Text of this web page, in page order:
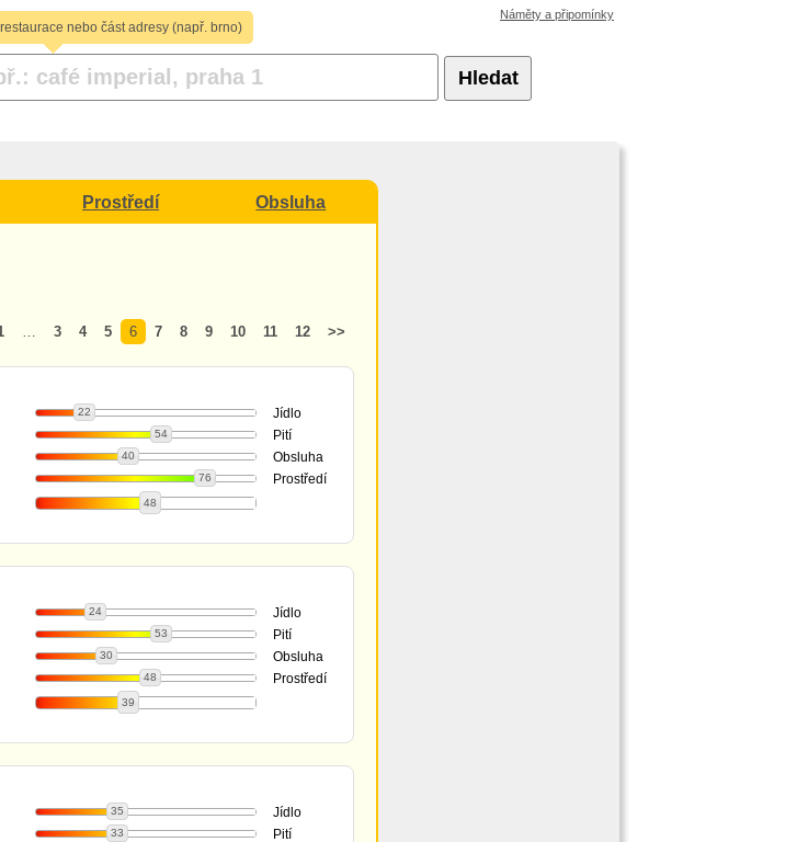
nebo část adresy (např. brno)
Hledat
Prostředí Obsluha
… 3 4 5 6 7 8 9 10 11 12 >>
22 Jídlo
54 Pití
40 Obsluha
76 Prostředí
48
24 Jídlo
53 Pití
30 Obsluha
48 Prostředí
39
35 Jídlo
33 Pití
Náměty a připomínky